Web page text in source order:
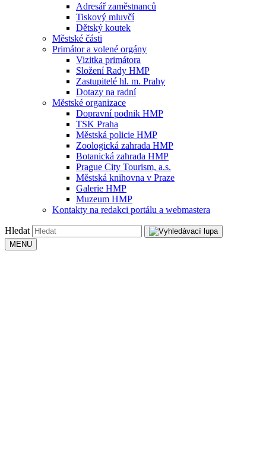
Adresář zaměstnanců
Tiskový mluvčí
Dětský koutek
Městské části
Primátor a volené orgány
Vizitka primátora
Složení Rady HMP
Zastupitelé hl. m. Prahy
Dotazy na radní
Městské organizace
Dopravní podnik HMP
TSK Praha
Městská policie HMP
Zoologická zahrada HMP
Botanická zahrada HMP
Prague City Tourism, a.s.
Městská knihovna v Praze
Galerie HMP
Muzeum HMP
Kontakty na redakci portálu a webmastera
Hledat
MENU